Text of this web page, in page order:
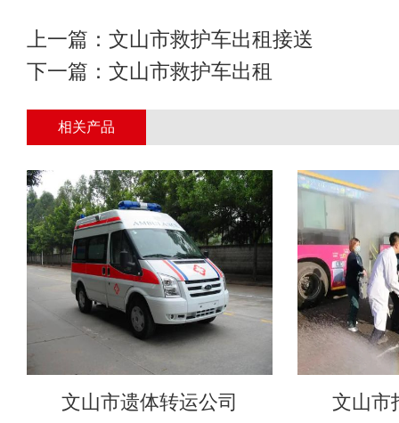
上一篇： 文山市救护车出租接送
下一篇： 文山市救护车出租
相关产品
文山市遗体转运公司 文山市